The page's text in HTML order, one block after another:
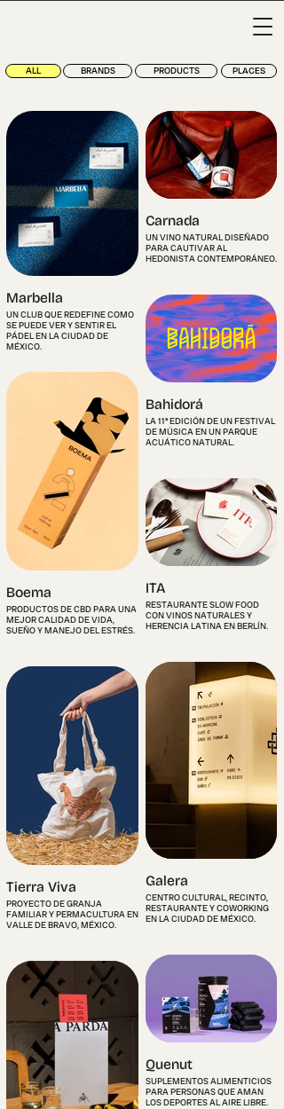
ALL BRANDS PRODUCTS PLACES
Marbella
UN CLUB QUE REDEFINE COMO
SE PUEDE VER Y SENTIR EL
PÁDEL EN LA CIUDAD DE
MÉXICO.
Carnada
UN VINO NATURAL DISEÑADO
PARA CAUTIVAR AL
HEDONISTA CONTEMPORÁNEO.
Bahidorá
LA 11ª EDICIÓN DE UN FESTIVAL
DE MÚSICA EN UN PARQUE
ACUÁTICO NATURAL.
Boema
PRODUCTOS DE CBD PARA UNA
MEJOR CALIDAD DE VIDA,
SUEÑO Y MANEJO DEL ESTRÉS.
ITA
RESTAURANTE SLOW FOOD
CON VINOS NATURALES Y
HERENCIA LATINA EN BERLÍN.
Galera
CENTRO CULTURAL, RECINTO,
RESTAURANTE Y COWORKING
EN LA CIUDAD DE MÉXICO.
Tierra Viva
PROYECTO DE GRANJA
FAMILIAR Y PERMACULTURA EN
VALLE DE BRAVO, MÉXICO.
Quenut
SUPLEMENTOS ALIMENTICIOS
PARA PERSONAS QUE AMAN
LOS DEPORTES AL AIRE LIBRE.